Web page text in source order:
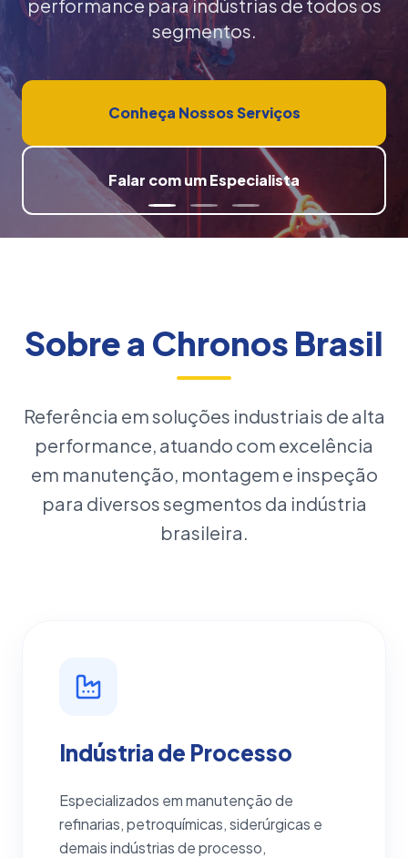
performance para indústrias de todos os
segmentos.
Conheça Nossos Serviços
Falar com um Especialista
Sobre a Chronos Brasil
Referência em soluções industriais de alta
performance, atuando com excelência
em manutenção, montagem e inspeção
para diversos segmentos da indústria
brasileira.
Indústria de Processo
Especializados em manutenção de
refinarias, petroquímicas, siderúrgicas e
demais indústrias de processo,